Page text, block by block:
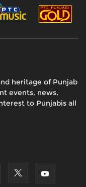
heritage of Punjab
events, news,
to Punjabis all